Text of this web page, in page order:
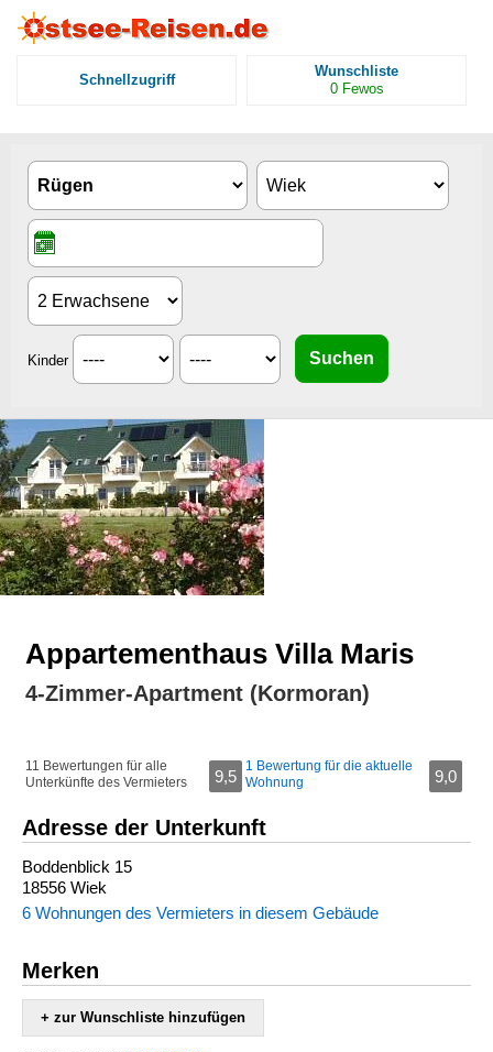
Schnellzugriff
Wunschliste
0 Fewos
Kinder
Appartementhaus Villa Maris
4-Zimmer-Apartment (Kormoran)
11 Bewertungen für alle
Unterkünfte des Vermieters
9,5
1 Bewertung für die aktuelle
Wohnung
9,0
Adresse der Unterkunft
Boddenblick 15
18556 Wiek
6 Wohnungen des Vermieters in diesem Gebäude
Merken
+ zur Wunschliste hinzufügen